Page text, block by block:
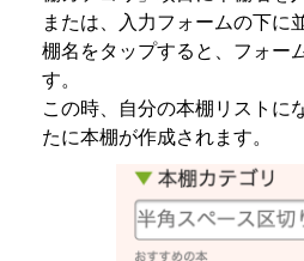
または、入力フォームの下に
棚名をタップすると、フォー
す。
この時、自分の本棚リストに
たに本棚が作成されます。